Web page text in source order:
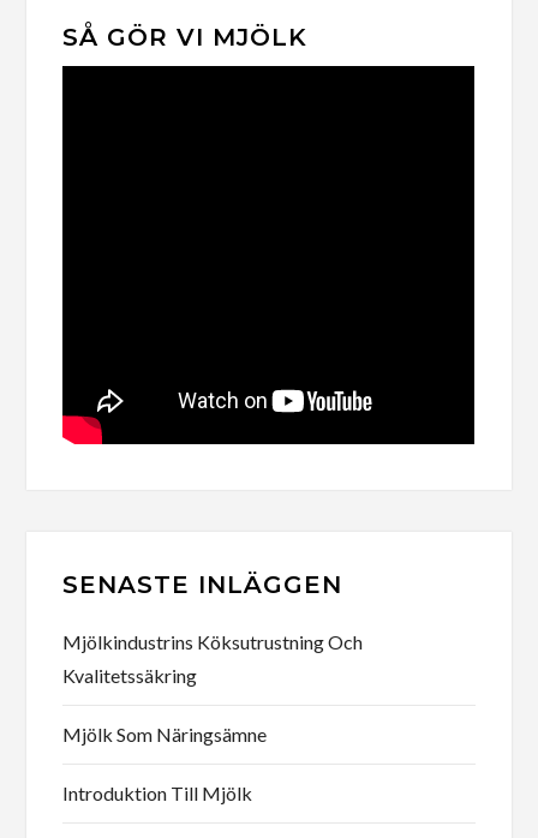
SÅ GÖR VI MJÖLK
SENASTE INLÄGGEN
Mjölkindustrins Köksutrustning Och
Kvalitetssäkring
Mjölk Som Näringsämne
Introduktion Till Mjölk